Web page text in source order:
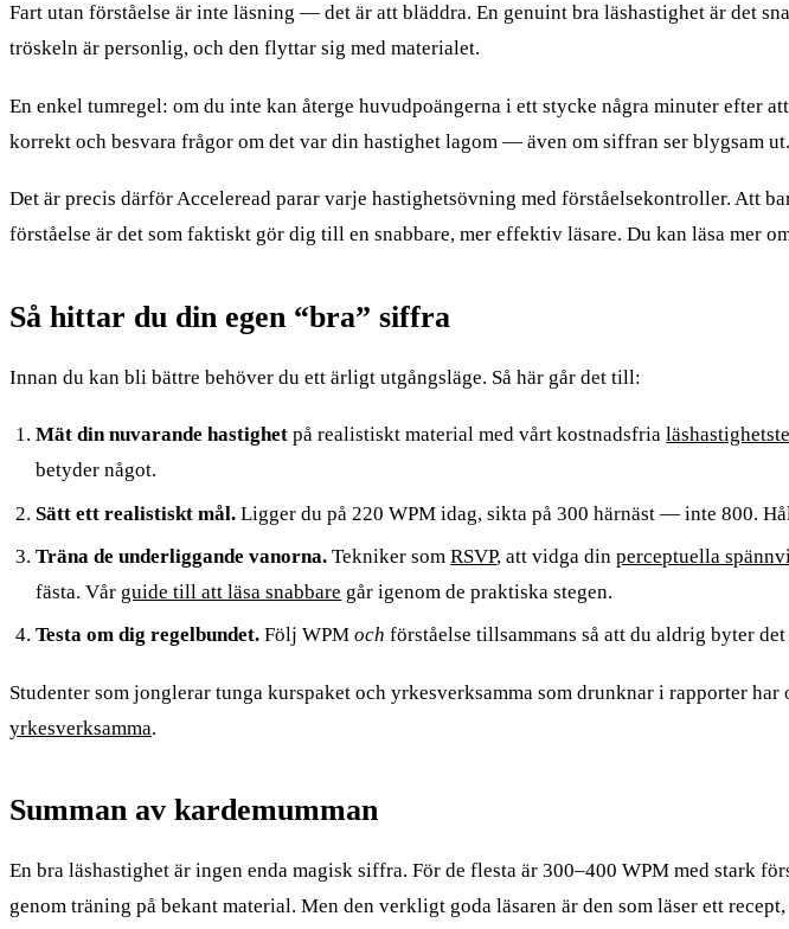
Fart utan förståelse är inte läsning — det är att bläddra. En genuint bra läshastighet är det
tröskeln är personlig, och den flyttar sig med materialet.
En enkel tumregel: om du inte kan återge huvudpoängerna i ett stycke några minuter efter
korrekt och besvara frågor om det var din hastighet lagom — även om siffran ser blygsam ut.
Det är precis därför Acceleread parar varje hastighetsövning med förståelsekontroller. Att
förståelse är det som faktiskt gör dig till en snabbare, mer effektiv läsare. Du kan läsa mer
Så hittar du din egen “bra” siffra
Innan du kan bli bättre behöver du ett ärligt utgångsläge. Så här går det till:
Mät din nuvarande hastighet på realistiskt material med vårt kostnadsfria
betyder något.
Sätt ett realistiskt mål. Ligger du på 220 WPM idag, sikta på 300 härnäst — inte 800.
Träna de underliggande vanorna. Tekniker somRSVP, att vidga dinperceptuella
fästa. Vår guide till att läsa snabbare går igenom de praktiska stegen.
Testa om dig regelbundet. Följ WPMoch förståelse tillsammans så att du aldrig byter det
Studenter som jonglerar tunga kurspaket och yrkesverksamma som drunknar i rapporter
yrkesverksamma.
Summan av kardemumman
En bra läshastighet är ingen enda magisk siffra. För de flesta är 300–400 WPM med stark
genom träning på bekant material. Men den verkligt goda läsaren är den som läser ett